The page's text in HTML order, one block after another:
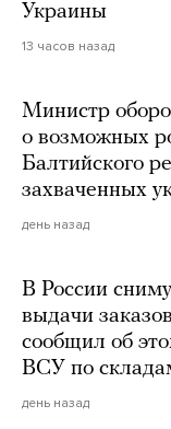
Украины
13 часов назад
Министр
о возможных
Балтийского
захваченных
день назад
В России
выдачи
сообщил об
ВСУ по
день назад